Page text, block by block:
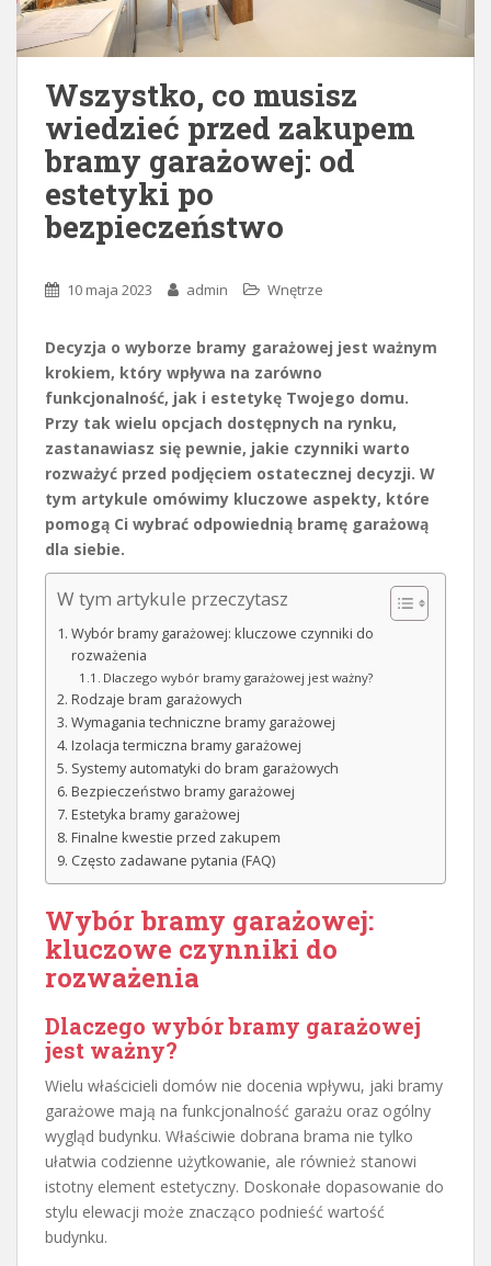
Wszystko, co musisz
wiedzieć przed zakupem
bramy garażowej: od
estetyki po
bezpieczeństwo
10 maja 2023 admin Wnętrze
Decyzja o wyborze bramy garażowej jest ważnym
krokiem, który wpływa na zarówno
funkcjonalność, jak i estetykę Twojego domu.
Przy tak wielu opcjach dostępnych na rynku,
zastanawiasz się pewnie, jakie czynniki warto
rozważyć przed podjęciem ostatecznej decyzji. W
tym artykule omówimy kluczowe aspekty, które
pomogą Ci wybrać odpowiednią bramę garażową
dla siebie.
W tym artykule przeczytasz
Wybór bramy garażowej: kluczowe czynniki do
rozważenia
Dlaczego wybór bramy garażowej jest ważny?
Rodzaje bram garażowych
Wymagania techniczne bramy garażowej
Izolacja termiczna bramy garażowej
Systemy automatyki do bram garażowych
Bezpieczeństwo bramy garażowej
Estetyka bramy garażowej
Finalne kwestie przed zakupem
Często zadawane pytania (FAQ)
Wybór bramy garażowej:
kluczowe czynniki do
rozważenia
Dlaczego wybór bramy garażowej
jest ważny?
Wielu właścicieli domów nie docenia wpływu, jaki bramy
garażowe mają na funkcjonalność garażu oraz ogólny
wygląd budynku. Właściwie dobrana brama nie tylko
ułatwia codzienne użytkowanie, ale również stanowi
istotny element estetyczny. Doskonałe dopasowanie do
stylu elewacji może znacząco podnieść wartość
budynku.